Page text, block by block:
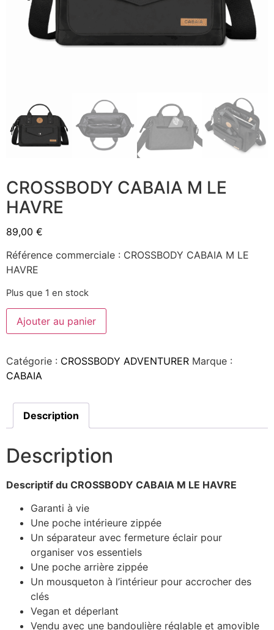
CROSSBODY CABAIA M LE
HAVRE
89,00 €
Référence commerciale : CROSSBODY CABAIA M LE
HAVRE
Plus que 1 en stock
Ajouter au panier
Catégorie : CROSSBODY ADVENTURER Marque :
CABAIA
Description
Description
Descriptif du CROSSBODY CABAIA M LE HAVRE
Garanti à vie
Une poche intérieure zippée
Un séparateur avec fermeture éclair pour
organiser vos essentiels
Une poche arrière zippée
Un mousqueton à l’intérieur pour accrocher des
clés
Vegan et déperlant
Vendu avec une bandoulière réglable et amovible